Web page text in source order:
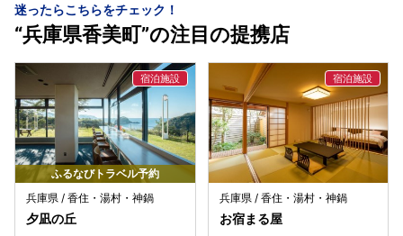
迷ったらこちらをチェック！
“兵庫県香美町”の注目の提携店
ふるなびトラベル予約
兵庫県 / 香住・湯村・神鍋
夕凪の丘
兵庫県 / 香住・湯村・神鍋
お宿まる屋